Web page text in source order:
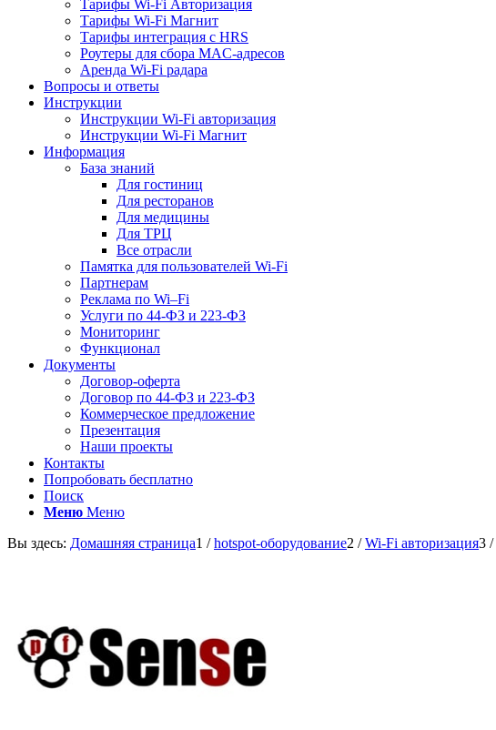
Тарифы Wi-Fi Авторизация
Тарифы Wi-Fi Магнит
Тарифы интеграция с HRS
Роутеры для сбора MAC-адресов
Аренда Wi-Fi радара
Вопросы и ответы
Инструкции
Инструкции Wi-Fi авторизация
Инструкции Wi-Fi Магнит
Информация
База знаний
Для гостиниц
Для ресторанов
Для медицины
Для ТРЦ
Все отрасли
Памятка для пользователей Wi-Fi
Партнерам
Реклама по Wi–Fi
Услуги по 44-ФЗ и 223-ФЗ
Мониторинг
Функционал
Документы
Договор-оферта
Договор по 44-ФЗ и 223-ФЗ
Коммерческое предложение
Презентация
Наши проекты
Контакты
Попробовать бесплатно
Поиск
Меню Меню
Вы здесь: Домашняя страница1 / hotspot-оборудование2 / Wi-Fi авторизация3 /